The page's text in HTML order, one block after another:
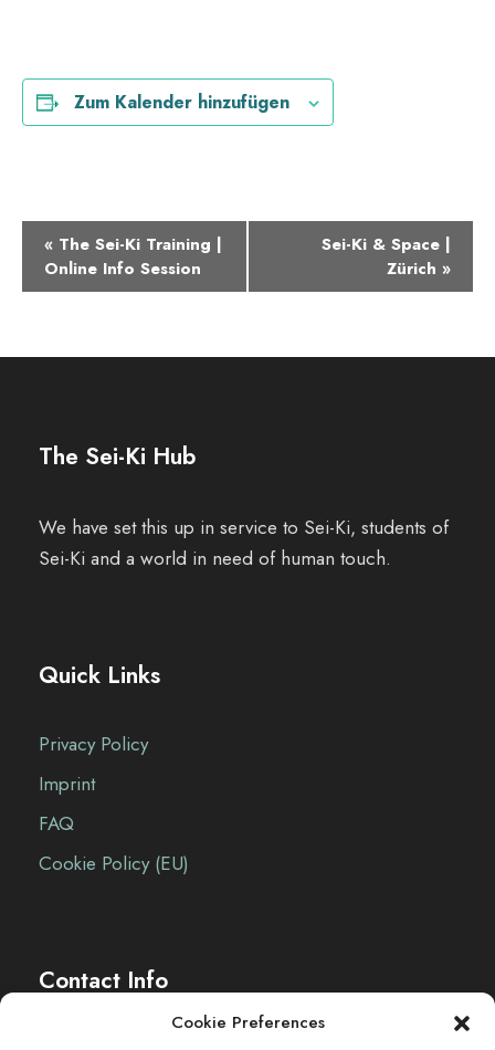
Cookie Preferences
Zum Kalender hinzufügen
V
e
n
n
g
v
« The Sei-Ki Training |
Online Info Session
Sei-Ki & Space |
Zürich »
The Sei-Ki Hub
We have set this up in service to Sei-Ki, students of
Sei-Ki and a world in need of human touch.
Quick Links
Privacy Policy
Imprint
FAQ
Cookie Policy (EU)
Contact Info